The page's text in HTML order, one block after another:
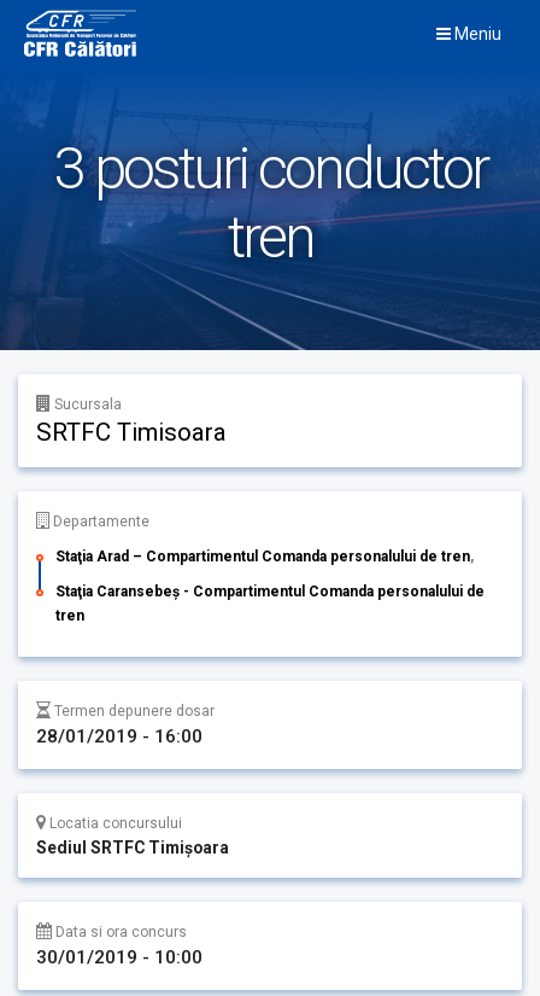
content
Meniu
3 posturi conductor
tren
Sucursala
SRTFC Timisoara
Departamente
Staţia Arad – Compartimentul Comanda personalului de tren,
Staţia Caransebeş - Compartimentul Comanda personalului de
tren
Termen depunere dosar
28/01/2019 - 16:00
Locatia concursului
Sediul SRTFC Timişoara
Data si ora concurs
30/01/2019 - 10:00